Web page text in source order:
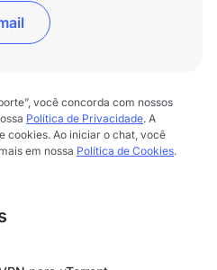
você concorda com nossos
Política de Privacidade. A
cookies. Ao iniciar o chat, você
em nossa Política de Cookies.